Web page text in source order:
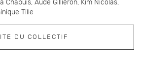
Chapuis, Aude Gilliéron, Kim Nicolas,
Tille
DU COLLECTIF